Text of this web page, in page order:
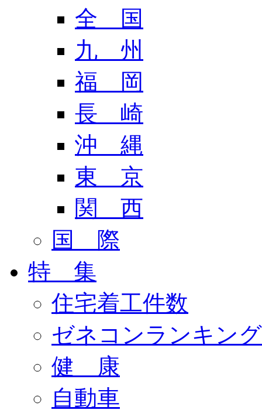
全 国
九 州
福 岡
長 崎
沖 縄
東 京
関 西
国 際
特 集
住宅着工件数
ゼネコンランキング
健 康
自動車